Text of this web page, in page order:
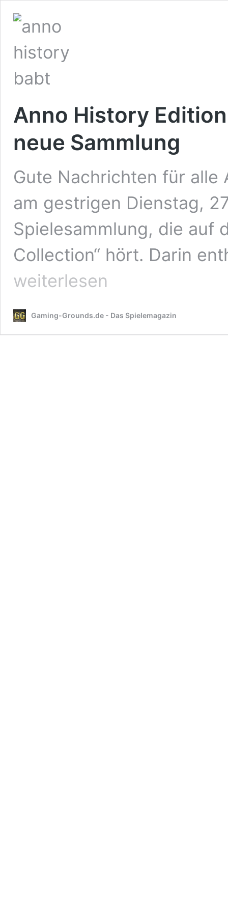
Anno History
neue Sammlung
Gute Nachrichten für alle
am gestrigen Dienstag,
Spielesammlung, die auf
Collection“ hört. Darin
weiterlesen
Gaming-Grounds.de - Das Spielemagazin